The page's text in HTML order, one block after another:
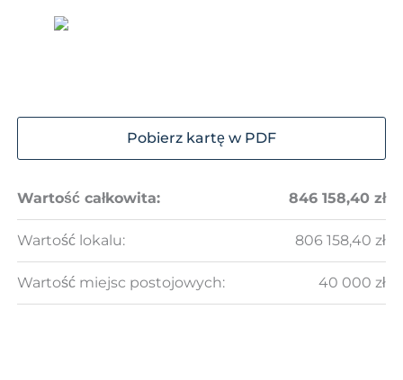
Pobierz kartę w PDF
Wartość całkowita: 846 158,40 zł
Wartość lokalu: 806 158,40 zł
Wartość miejsc postojowych: 40 000 zł